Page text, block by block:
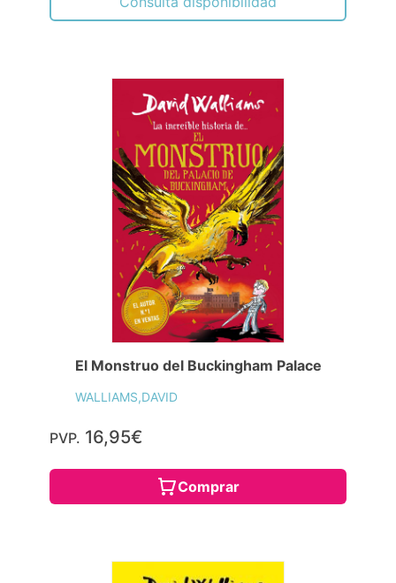
El Monstruo del Buckingham Palace
WALLIAMS,DAVID
PVP. 16,95€
Comprar